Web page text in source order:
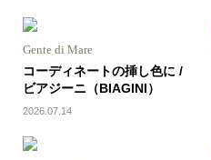
Gente di Mare
コーディネートの挿し色に /
ビアジーニ（BIAGINI）
2026.07.14